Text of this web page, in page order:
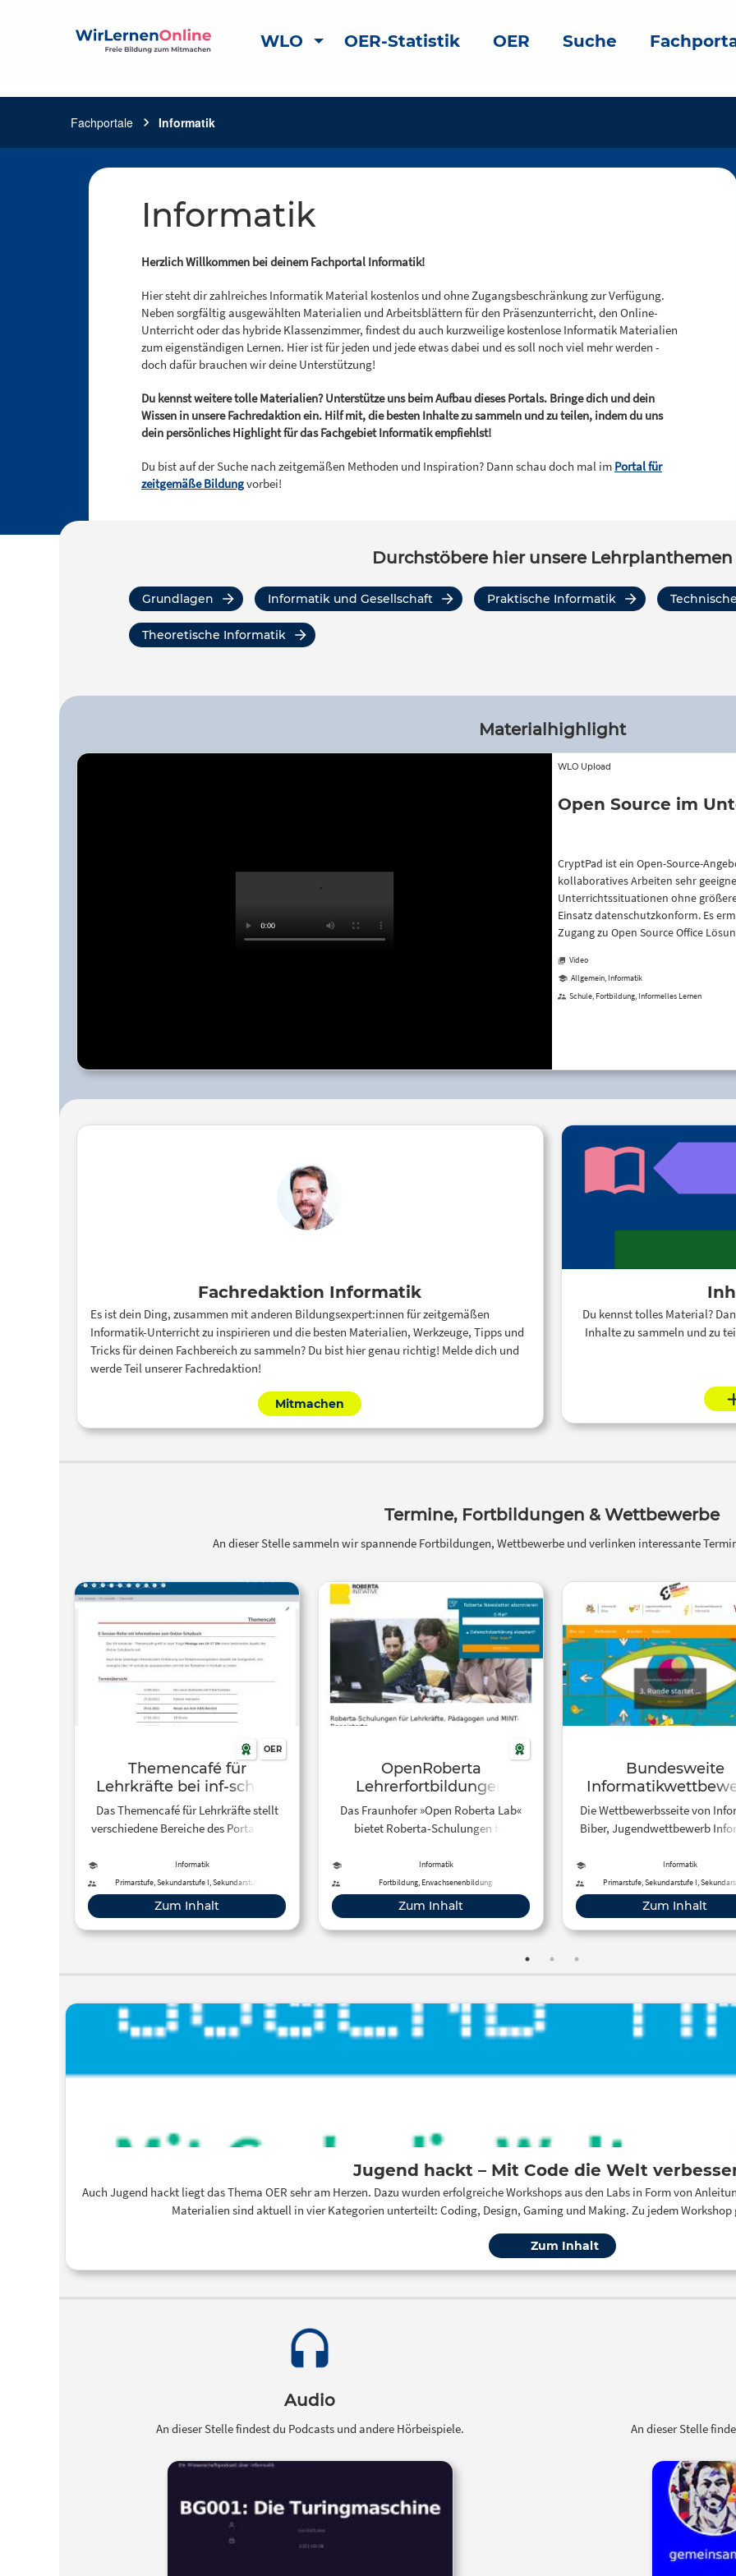
WLO OER-Statistik OER Suche
Fachportale chevron_right Informatik
Informatik
Herzlich Willkommen bei deinem Fachportal Informatik!
Hier steht dir zahlreiches Informatik Material kostenlos und ohne Zugangsbeschränkung zur Verfügung.
Neben sorgfältig ausgewählten Materialien und Arbeitsblättern für den Präsenzunterricht, den Online-
Unterricht oder das hybride Klassenzimmer, findest du auch kurzweilige kostenlose Informatik Materialien
zum eigenständigen Lernen. Hier ist für jeden und jede etwas dabei und es soll noch viel mehr werden -
doch dafür brauchen wir deine Unterstützung!
Du kennst weitere tolle Materialien? Unterstütze uns beim Aufbau dieses Portals. Bringe dich und dein
Wissen in unsere Fachredaktion ein. Hilf mit, die besten Inhalte zu sammeln und zu teilen, indem du uns
dein persönliches Highlight für das Fachgebiet Informatik empfiehlst!
Du bist auf der Suche nach zeitgemäßen Methoden und Inspiration? Dann schau doch mal im Portal für
zeitgemäße Bildungvorbei!
Durchstöbere hier unsere Lehrplanthemen
Grundlagen Informatik und Gesellschaft Praktische Informatik
Theoretische Informatik
Materialhighlight
WLO Upload
Open Source im
CryptPad ist ein Open-Source-
kollaboratives Arbeiten sehr
Unterrichtssituationen ohne
Einsatz datenschutzkonform. Es
Zugang zu Open Source Office
Video
Allgemein, Informatik
Schule, Fortbildung, Informelles Lernen
Fachredaktion Informatik
Es ist dein Ding, zusammen mit anderen Bildungsexpert:innen für zeitgemäßen
Informatik-Unterricht zu inspirieren und die besten Materialien, Werkzeuge, Tipps und
Tricks für deinen Fachbereich zu sammeln? Du bist hier genau richtig! Melde dich und
werde Teil unserer Fachredaktion!
Mitmachen
Du kennst tolles Material?
Inhalte zu sammeln und zu
Termine, Fortbildungen & Wettbewerbe
An dieser Stelle sammeln wir spannende Fortbildungen, Wettbewerbe und verlinken interessante
OER
Themencafé für
Lehrkräfte bei inf-schule
Das Themencafé für Lehrkräfte stellt
verschiedene Bereiche des Portals inf-
Informatik
Primarstufe, Sekundarstufe I, Sekundarstufe II
Zum Inhalt
OpenRoberta
Lehrerfortbildungen
Das Fraunhofer »Open Roberta Lab«
bietet Roberta-Schulungen für
Begeisterte.
Informatik
Fortbildung, Erwachsenenbildung
Zum Inhalt
Bundesweite
Die Wettbewerbsseite von
Biber, Jugendwettbewerb
Informatik-Olympiade.
Informatik
Primarstufe, Sekundarstufe I,
Zum Inhalt
Jugend hackt – Mit Code die Welt
Auch Jugend hackt liegt das Thema OER sehr am Herzen. Dazu wurden erfolgreiche Workshops aus den Labs in Form von
Materialien sind aktuell in vier Kategorien unterteilt: Coding, Design, Gaming und Making. Zu jedem
Zum Inhalt
Audio
An dieser Stelle findest du Podcasts und andere Hörbeispiele. An dieser Stelle